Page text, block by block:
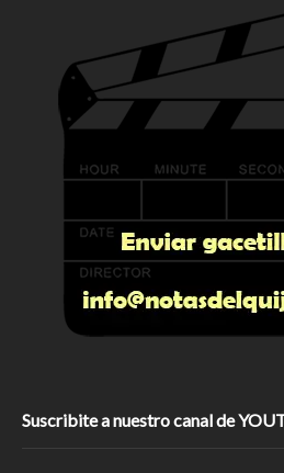
Suscribite a nuestro canal de